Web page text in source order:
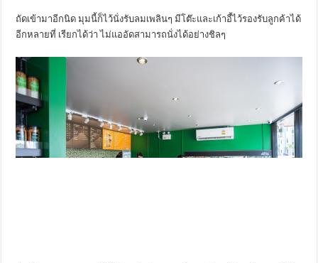
ถัดเข้ามาอีกนิด มุมนี้ก็ไว้นั่งรับลมเพลินๆ มีโต๊ะและเก้าอี้ไว้รองรับลูกค้าได้
อีกหลายที่ เรียกได้ว่า ไม่แออัดสามารถนั่งได้อย่างชิลๆ